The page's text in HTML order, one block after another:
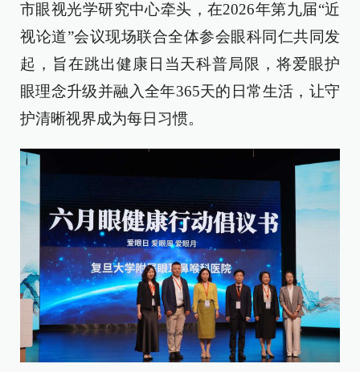
市眼视光学研究中心牵头，在2026年第九届“近
视论道”会议现场联合全体参会眼科同仁共同发
起，旨在跳出健康日当天科普局限，将爱眼护
眼理念升级并融入全年365天的日常生活，让守
护清晰视界成为每日习惯。